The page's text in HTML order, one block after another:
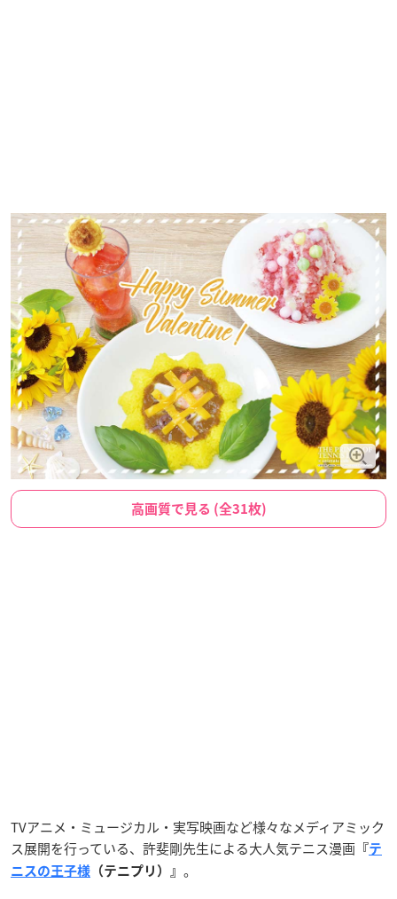
高画質で見る (全31枚)
TVアニメ・ミュージカル・実写映画など様々なメディアミック
ス展開を行っている、許斐剛先生による大人気テニス漫画 『テ
ニスの王子様 （テニプリ）』 。